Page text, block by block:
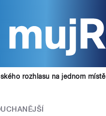
rozhlasu na jednom místě